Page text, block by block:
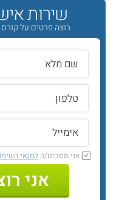
שירות
רוצה פרטים על קורס
אני מסכים/הלתנאי
אני